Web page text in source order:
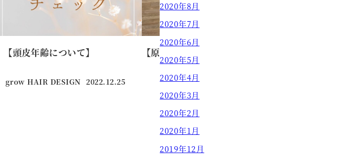
【頭皮年齢について】
grow HAIR DESIGN 投稿日
2022.12.25
【原田】ハーフアップ☆
原田 真奈美
2020年8月
2020年7月
2020年6月
2020年5月
2020年4月
2020年3月
2020年2月
2020年1月
2019年12月